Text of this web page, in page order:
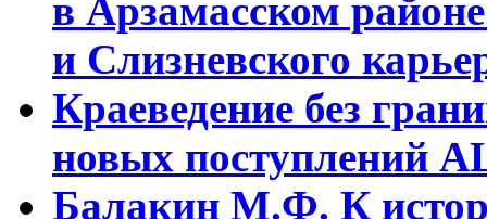
в Арзамасском
и Слизневского
Краеведение без
новых поступлений
Балакин М.Ф. К